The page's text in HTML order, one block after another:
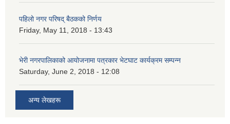
पहिलो नगर परिषद् बैठकको निर्णय
Friday, May 11, 2018 - 13:43
भेरी नगरपालिकाको आयोजनामा पत्रकार भेटघाट कार्यक्रम सम्पन्न
Saturday, June 2, 2018 - 12:08
अन्य लेखहरू